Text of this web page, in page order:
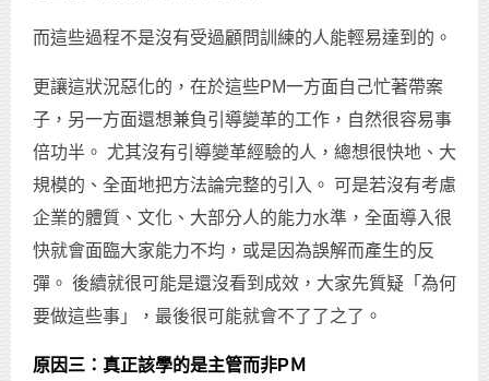
而這些過程不是沒有受過顧問訓練的人能輕易達到的。
更讓這狀況惡化的，在於這些PM一方面自己忙著帶案
子，另一方面還想兼負引導變革的工作，自然很容易事
倍功半。 尤其沒有引導變革經驗的人，總想很快地、大
規模的、全面地把方法論完整的引入。 可是若沒有考慮
企業的體質、文化、大部分人的能力水準，全面導入很
快就會面臨大家能力不均，或是因為誤解而產生的反
彈。 後續就很可能是還沒看到成效，大家先質疑「為何
要做這些事」，最後很可能就會不了了之了。
原因三：真正該學的是主管而非PＭ